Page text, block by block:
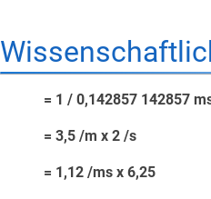
= 1 / 0,142857
= 3,5 /m x
= 1,12 /ms